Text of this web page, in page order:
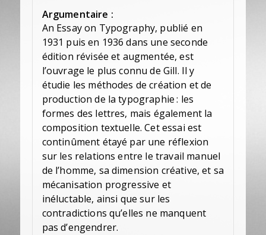
Argumentaire :
An Essay on Typography, publié en
1931 puis en 1936 dans une seconde
édition révisée et augmentée, est
l’ouvrage le plus connu de Gill. Il y
étudie les méthodes de création et de
production de la typographie : les
formes des lettres, mais également la
composition textuelle. Cet essai est
continûment étayé par une réflexion
sur les relations entre le travail manuel
de l’homme, sa dimension créative, et sa
mécanisation progressive et
inéluctable, ainsi que sur les
contradictions qu’elles ne manquent
pas d’engendrer.